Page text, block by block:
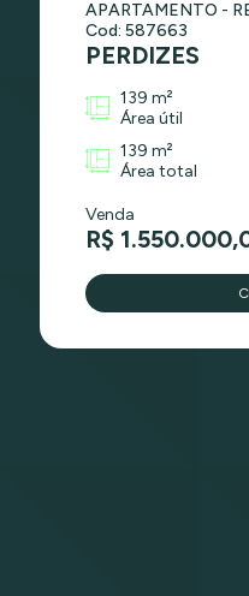
APARTAMENTO -
Cod: 587663
PERDIZES
139 m²
Área útil
139 m²
Área total
Venda
R$